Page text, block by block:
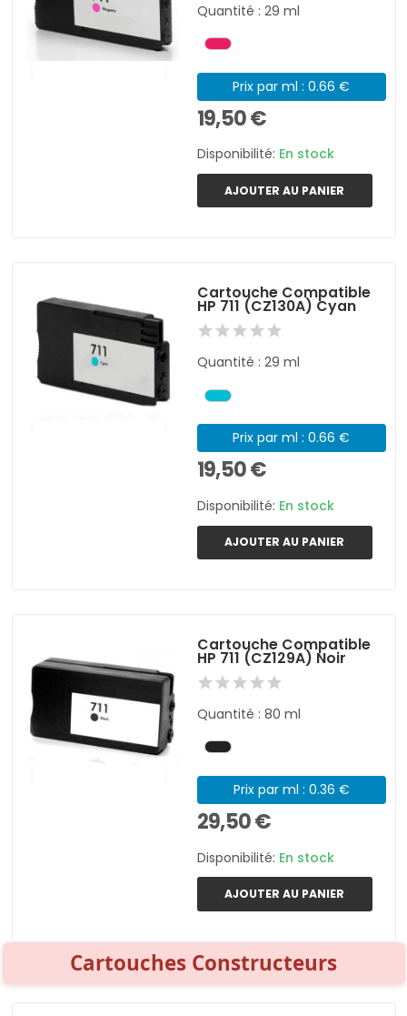
Quantité : 29 ml
Prix par ml : 0.66 €
19,50 €
Disponibilité: En stock
AJOUTER AU PANIER
Cartouche Compatible
HP 711 (CZ130A) Cyan
Quantité : 29 ml
Prix par ml : 0.66 €
19,50 €
Disponibilité: En stock
AJOUTER AU PANIER
Cartouche Compatible
HP 711 (CZ129A) Noir
Quantité : 80 ml
Prix par ml : 0.36 €
29,50 €
Disponibilité: En stock
AJOUTER AU PANIER
Cartouches Constructeurs